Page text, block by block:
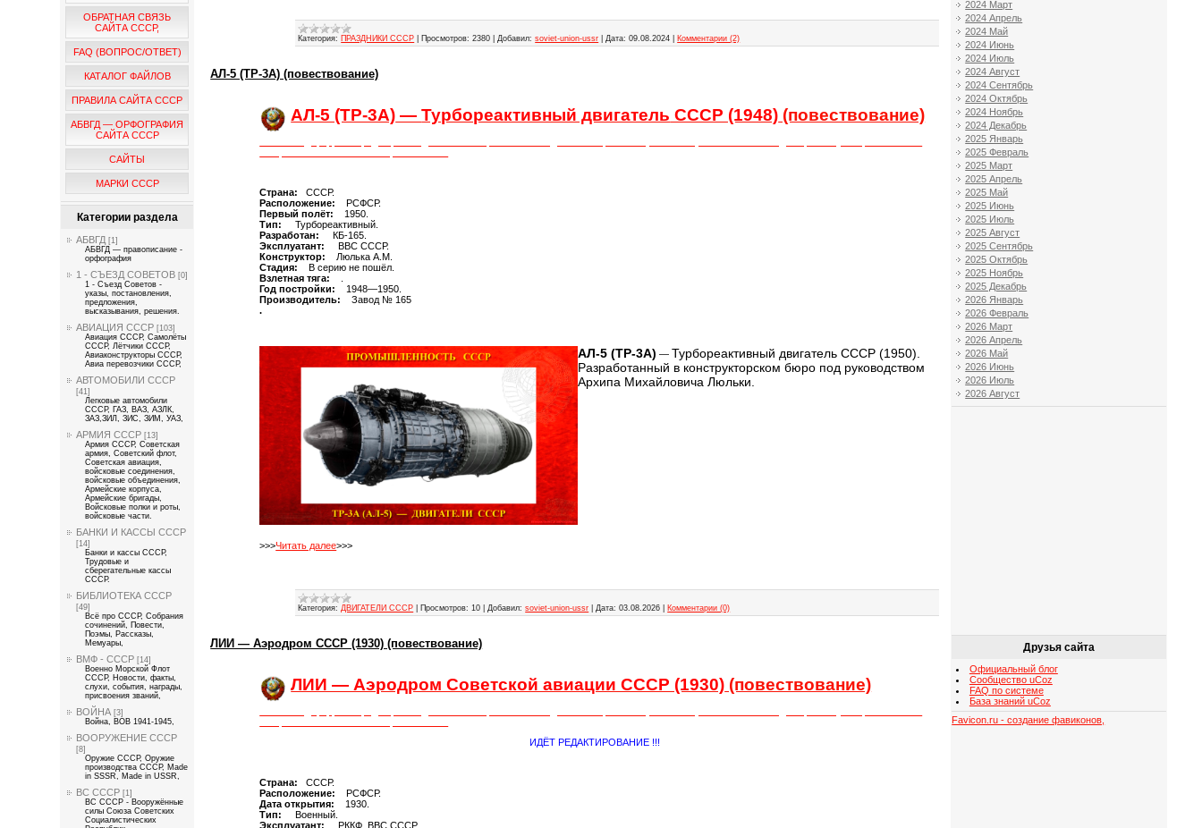
ОБРАТНАЯ СВЯЗЬ
САЙТА СССР,
FAQ (ВОПРОС/ОТВЕТ)
КАТАЛОГ ФАЙЛОВ
ПРАВИЛА САЙТА СССР
АБВГД — ОРФОГРАФИЯ
САЙТА СССР
САЙТЫ
МАРКИ СССР
Категории раздела
АБВГД [1]
АБВГД — правописание -
орфография
1 - СЪЕЗД СОВЕТОВ [0]
1 - Съезд Советов -
указы, постановления,
предложения,
высказывания, решения.
АВИАЦИЯ СССР [103]
Авиация СССР, Самолёты
СССР, Лётчики СССР,
Авиаконструкторы СССР,
Авиа перевозчики СССР,
АВТОМОБИЛИ СССР
[41]
Легковые автомобили
СССР, ГАЗ, ВАЗ, АЗЛК,
ЗАЗ,ЗИЛ, ЗИС, ЗИМ, УАЗ,
АРМИЯ СССР [13]
Армия СССР, Советская
армия, Советский флот,
Советская авиация,
войсковые соединения,
войсковые объединения,
Армейские корпуса,
Армейские бригады,
Войсковые полки и роты,
войсковые части.
БАНКИ И КАССЫ СССР
[14]
Банки и кассы СССР,
Трудовые и
сберегательные кассы
СССР.
БИБЛИОТЕКА СССР
[49]
Всё про СССР, Собрания
сочинений, Повести,
Поэмы, Рассказы,
Мемуары,
ВМФ - СССР [14]
Военно Морской Флот
СССР, Новости, факты,
слухи, события, награды,
присвоения званий,
ВОЙНА [3]
Война, ВОВ 1941-1945,
ВООРУЖЕНИЕ СССР
[8]
Оружие СССР, Оружие
производства СССР, Made
in SSSR, Made in USSR,
ВС СССР [1]
ВС СССР - Вооружённые
силы Союза Советских
Социалистических
Категория: ПРАЗДНИКИ СССР Просмотров: 2380 Добавил: soviet-union-ussr Дата: 09.08.2024 Комментарии (2)
АЛ-5 (ТР-3А) (повествование)
АЛ-5 (ТР-3А) —Турбореактивный двигатель СССР (1948) (повествование)
Страна:
СССР.
Расположение:
РСФСР.
Первый полёт:
1950.
Тип:
Турбореактивный.
Разработан:
КБ-165.
Эксплуатант:
ВВС СССР.
Конструктор: Люлька А.М.
Стадия:
В серию не пошёл.
Взлетная тяга:
Год постройки:
1948—1950.
Производитель:Завод № 165
.
АЛ-5 (ТР-3А) — Турбореактивный двигатель СССР (1950).
Разработанный в конструкторском бюро под руководством
Архипа Михайловича Люльки.
>>>Читать далее>>>
Категория: ДВИГАТЕЛИ СССР Просмотров: 10 |Добавил: soviet-union-ussr |Дата: 03.08.2026 Комментарии (0)
ЛИИ — Аэродром СССР (1930) (повествование)
ЛИИ — Аэродром Советской авиации СССР (1930) (повествование)
ИДЁТ РЕДАКТИРОВАНИЕ !!!
Страна:
СССР.
Расположение:
РСФСР.
Дата открытия:
1930.
Тип:
Военный.
Эксплуатант:
РККФ, ВВС СССР.
2024 Март
2024 Апрель
2024 Май
2024 Июнь
2024 Июль
2024 Август
2024 Сентябрь
2024 Октябрь
2024 Ноябрь
2024 Декабрь
2025 Январь
2025 Февраль
2025 Март
2025 Апрель
2025 Май
2025 Июнь
2025 Июль
2025 Август
2025 Сентябрь
2025 Октябрь
2025 Ноябрь
2025 Декабрь
2026 Январь
2026 Февраль
2026 Март
2026 Апрель
2026 Май
2026 Июнь
2026 Июль
2026 Август
Друзья сайта
Официальный блог
Сообщество uCoz
FAQ по системе
База знаний uCoz
Favicon.ru - создание фавиконов,